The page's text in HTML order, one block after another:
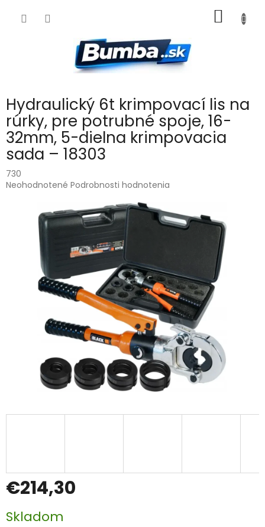
KOŠÍK
Hydraulický 6t krimpovací lis na
rúrky, pre potrubné spoje, 16-
32mm, 5-dielna krimpovacia
sada – 18303
730
Priemerné
hviezdičiek.
Neohodnotené Podrobnosti hodnotenia
€214,30
cena:
Skladom